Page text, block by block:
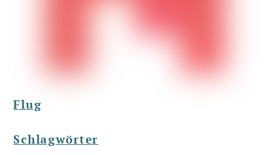
Flug
Schlagwörter